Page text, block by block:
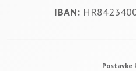
IBAN:
Postavke